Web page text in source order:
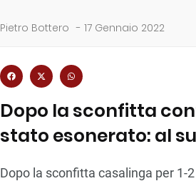
Pietro Bottero - 17 Gennaio 2022
Dopo la sconfitta
stato esonerato: al
Dopo la sconfitta casalinga per 1-